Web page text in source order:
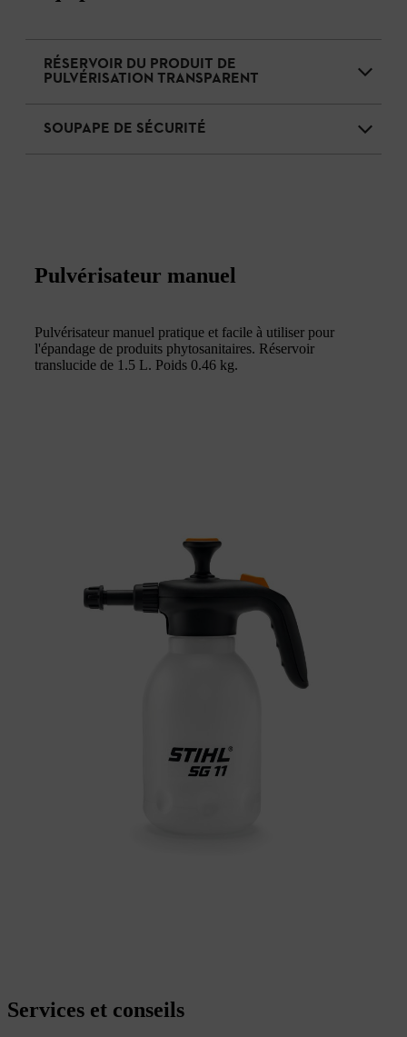
RÉSERVOIR DU PRODUIT DE
PULVÉRISATION TRANSPARENT
SOUPAPE DE SÉCURITÉ
Pulvérisateur manuel
Pulvérisateur manuel pratique et facile à utiliser pour
l'épandage de produits phytosanitaires. Réservoir
translucide de 1.5 L. Poids 0.46 kg.
Services et conseils